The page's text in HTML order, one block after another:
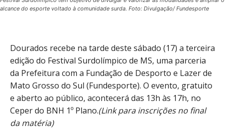
alcance do esporte voltado à comunidade surda. Foto: Divulgação/ Fundesporte
Dourados recebe na tarde deste sábado (17) a terceira
edição do Festival Surdolímpico de MS, uma parceria
da Prefeitura com a Fundação de Desporto e Lazer de
Mato Grosso do Sul (Fundesporte). O evento, gratuito
e aberto ao público, acontecerá das 13h às 17h, no
Ceper do BNH 1º Plano.(Link para inscrições no final
da matéria)